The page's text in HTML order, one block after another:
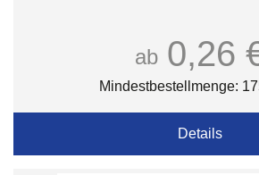
ab 0,26
Mindestbestellmenge:
Details